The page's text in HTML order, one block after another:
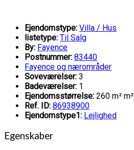
Ejendomstype: Villa / Hus
listetype: Til Salg
By: Fayence
Postnummer: 83440
Fayence og nærområder
Soveværelser: 3
Badeværelser: 1
Ejendomsstørrelse: 260 m² m²
Ref. ID: 86938900
Ejendomstype1: Lejlighed
Egenskaber